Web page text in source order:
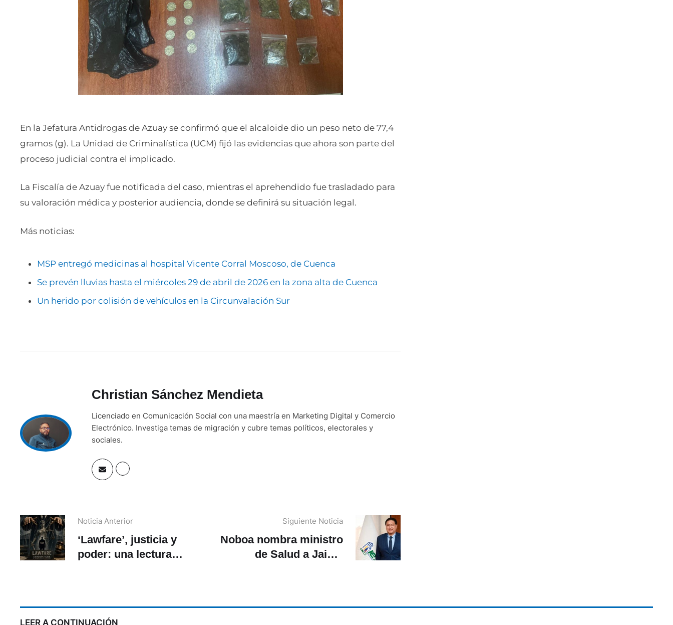
En la Jefatura Antidrogas de Azuay se confirmó que el alcaloide dio un peso neto de 77,4
gramos (g). La Unidad de Criminalística (UCM) fijó las evidencias que ahora son parte del
proceso judicial contra el implicado.
La Fiscalía de Azuay fue notificada del caso, mientras el aprehendido fue trasladado para
su valoración médica y posterior audiencia, donde se definirá su situación legal.
Más noticias:
MSP entregó medicinas al hospital Vicente Corral Moscoso, de Cuenca
Se prevén lluvias hasta el miércoles 29 de abril de 2026 en la zona alta de Cuenca
Un herido por colisión de vehículos en la Circunvalación Sur
Christian Sánchez Mendieta
Licenciado en Comunicación Social con una maestría en Marketing Digital y Comercio
Electrónico. Investiga temas de migración y cubre temas políticos, electorales y
sociales.
Noticia Anterior
‘Lawfare’, justicia y
poder: una lectura
Siguiente Noticia
Noboa nombra ministro
de Salud a Jaime
LEER A CONTINUACIÓN